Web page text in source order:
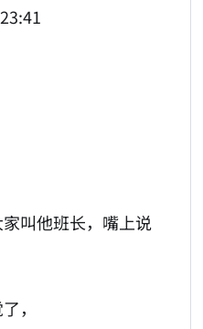
叫他班长，嘴上说
，